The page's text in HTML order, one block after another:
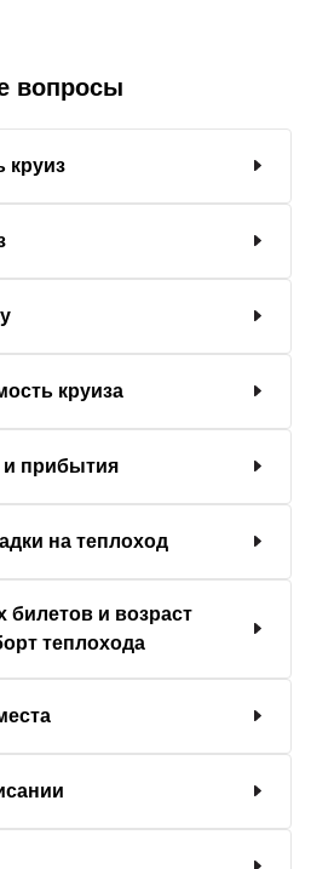
вопросы
круиз
круиза
и прибытия
на теплоход
билетов и возраст
теплохода